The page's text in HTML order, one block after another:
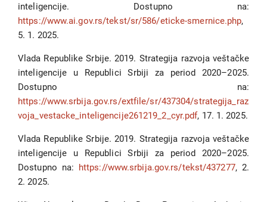
inteligencije. Dostupno na:
https://www.ai.gov.rs/tekst/sr/586/eticke-smernice.php,
5. 1. 2025.
Vlada Republike Srbije. 2019. Strategija razvoja veštačke
inteligencije u Republici Srbiji za period 2020–2025.
Dostupno na:
https://www.srbija.gov.rs/extfile/sr/437304/strategija_raz
voja_vestacke_inteligencije261219_2_cyr.pdf, 17. 1. 2025.
Vlada Republike Srbije. 2019. Strategija razvoja veštačke
inteligencije u Republici Srbiji za period 2020–2025.
Dostupno na: https://www.srbija.gov.rs/tekst/437277, 2.
2. 2025.